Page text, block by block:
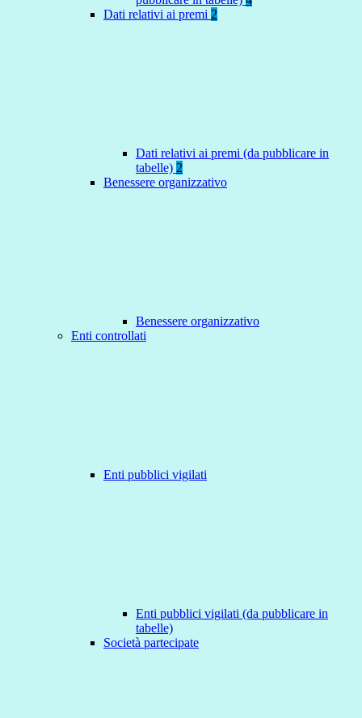
Dati relativi ai premi 2
Dati relativi ai premi (da pubblicare in
tabelle) 2
Benessere organizzativo
Benessere organizzativo
Enti controllati
Enti pubblici vigilati
Enti pubblici vigilati (da pubblicare in
tabelle)
Società partecipate